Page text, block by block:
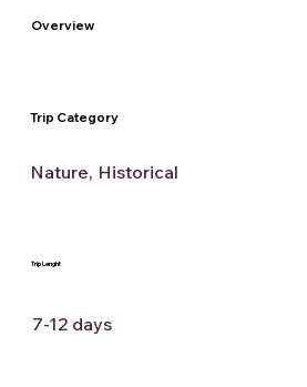
Overview
Trip Category
Nature, Historical
Trip Lenght
7-12 days